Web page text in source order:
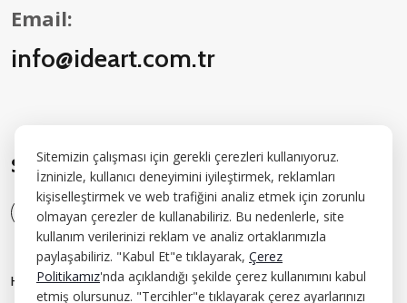
Email:
info@ideart.com.tr
Sosyal Medyada Bizi Takip Edin:
H KIMIZDA ÖD ÜLLER İŞLER INSIGHT İLETI ŞIM
Sitemizin çalışması için gerekli çerezleri kullanıyoruz.
İzninizle, kullanıcı deneyimini iyileştirmek, reklamları
kişiselleştirmek ve web trafiğini analiz etmek için zorunlu
olmayan çerezler de kullanabiliriz. Bu nedenlerle, site
kullanım verilerinizi reklam ve analiz ortaklarımızla
paylaşabiliriz. "Kabul Et"e tıklayarak, Çerez
Politikamız'nda açıklandığı şekilde çerez kullanımını kabul
etmiş olursunuz. "Tercihler"e tıklayarak çerez ayarlarınızı